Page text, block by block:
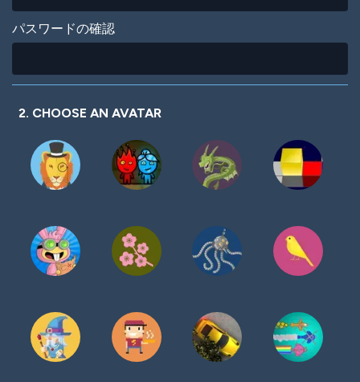
パスワードの確認
2. CHOOSE AN AVATAR